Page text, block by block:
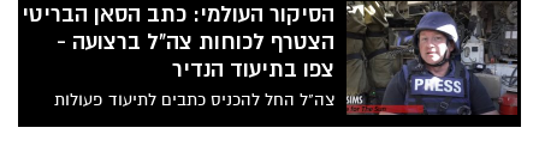
הסיקור העולמי: כתב הסאן הבריטי
הצטרף לכוחות צה"ל ברצועה -
צפו בתיעוד הנדיר
צה"ל החל להכניס כתבים לתיעוד פעולות
צה"ל באזורים ברצועת עזה שכבר נוקו